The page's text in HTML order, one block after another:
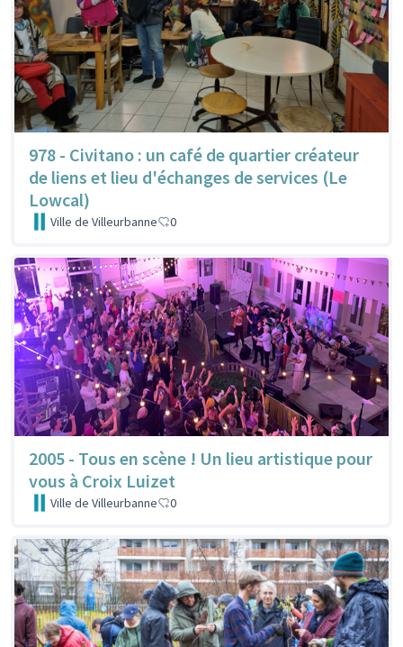
978 - Civitano : un café de quartier créateur
de liens et lieu d'échanges de services (Le
Lowcal)
Ville de Villeurbanne 0
2005 - Tous en scène ! Un lieu artistique pour
vous à Croix Luizet
Ville de Villeurbanne 0